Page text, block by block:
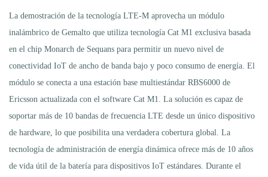
La demostración de la tecnología LTE-M aprovecha un módulo
inalámbrico de Gemalto que utiliza tecnología Cat M1 exclusiva basada
en el chip Monarch de Sequans para permitir un nuevo nivel de
conectividad IoT de ancho de banda bajo y poco consumo de energía. El
módulo se conecta a una estación base multiestándar RBS6000 de
Ericsson actualizada con el software Cat M1. La solución es capaz de
soportar más de 10 bandas de frecuencia LTE desde un único dispositivo
de hardware, lo que posibilita una verdadera cobertura global. La
tecnología de administración de energía dinámica ofrece más de 10 años
de vida útil de la batería para dispositivos IoT estándares. Durante el